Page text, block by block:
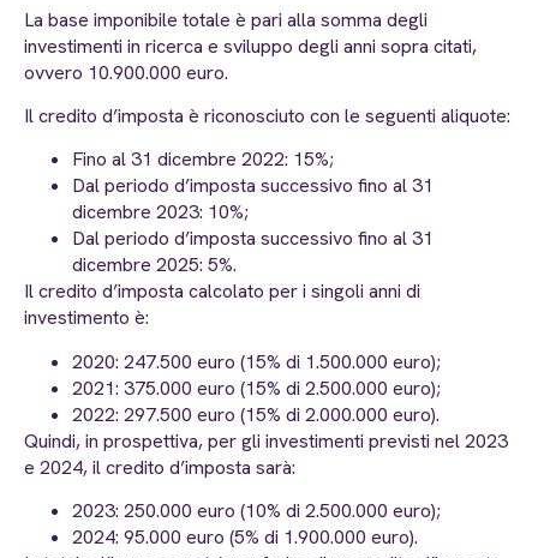
La base imponibile totale è pari alla somma degli
investimenti in ricerca e sviluppo degli anni sopra citati,
ovvero 10.900.000 euro.
Il credito d’imposta è riconosciuto con le seguenti aliquote:
Fino al 31 dicembre 2022: 15%;
Dal periodo d’imposta successivo fino al 31
dicembre 2023: 10%;
Dal periodo d’imposta successivo fino al 31
dicembre 2025: 5%.
Il credito d’imposta calcolato per i singoli anni di
investimento è:
2020: 247.500 euro (15% di 1.500.000 euro);
2021: 375.000 euro (15% di 2.500.000 euro);
2022: 297.500 euro (15% di 2.000.000 euro).
Quindi, in prospettiva, per gli investimenti previsti nel 2023
e 2024, il credito d’imposta sarà:
2023: 250.000 euro (10% di 2.500.000 euro);
2024: 95.000 euro (5% di 1.900.000 euro).